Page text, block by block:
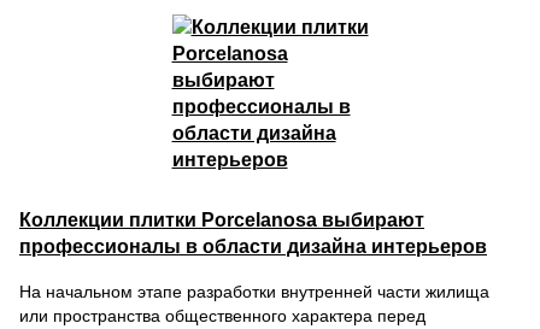
Коллекции плитки Porcelanosa выбирают
профессионалы в области дизайна интерьеров
На начальном этапе разработки внутренней части жилища
или пространства общественного характера перед